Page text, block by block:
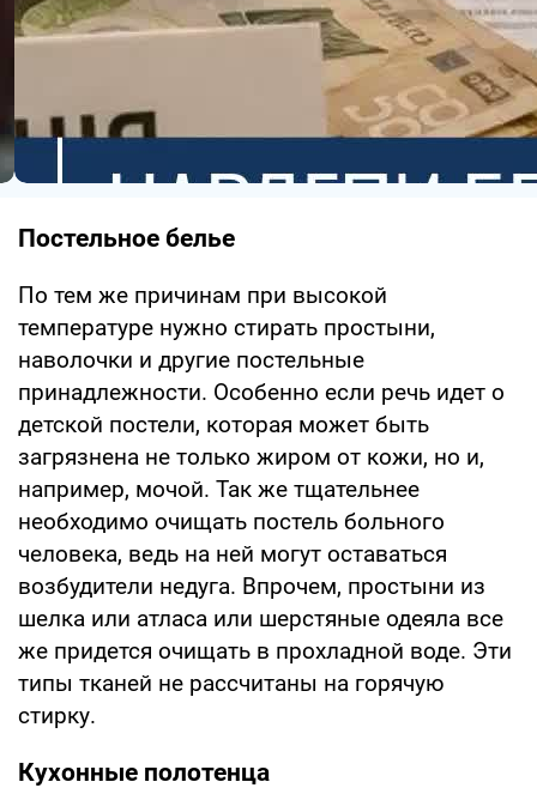
Постельное белье
По тем же причинам при высокой
температуре нужно стирать простыни,
наволочки и другие постельные
принадлежности. Особенно если речь идет о
детской постели, которая может быть
загрязнена не только жиром от кожи, но и,
например, мочой. Так же тщательнее
необходимо очищать постель больного
человека, ведь на ней могут оставаться
возбудители недуга. Впрочем, простыни из
шелка или атласа или шерстяные одеяла все
же придется очищать в прохладной воде. Эти
типы тканей не рассчитаны на горячую
стирку.
Кухонные полотенца